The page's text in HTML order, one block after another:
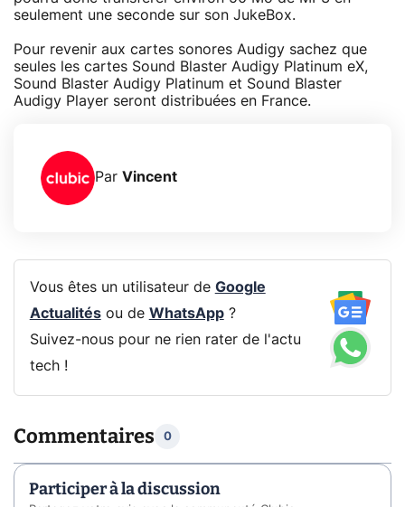
seulement une seconde sur son JukeBox.
Pour revenir aux cartes sonores Audigy sachez que
seules les cartes Sound Blaster Audigy Platinum eX,
Sound Blaster Audigy Platinum et Sound Blaster
Audigy Player seront distribuées en France.
Par Vincent
Vous êtes un utilisateur de Google
Actualitésou de WhatsApp?
Suivez-nous pour ne rien rater de l'actu
tech !
Commentaires 0
Participer à la discussion